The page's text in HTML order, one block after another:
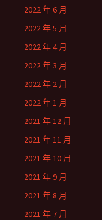
2022 年 6 月
2022 年 5 月
2022 年 4 月
2022 年 3 月
2022 年 2 月
2022 年 1 月
2021 年 12 月
2021 年 11 月
2021 年 10 月
2021 年 9 月
2021 年 8 月
2021 年 7 月